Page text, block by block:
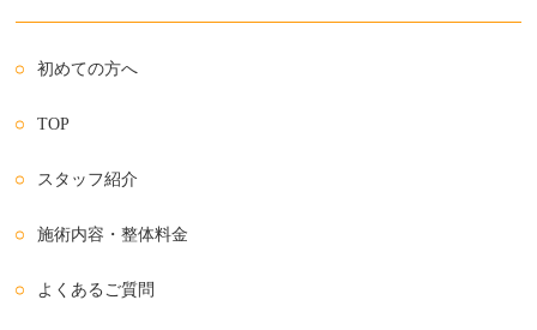
初めての方へ
TOP
スタッフ紹介
施術内容・整体料金
よくあるご質問